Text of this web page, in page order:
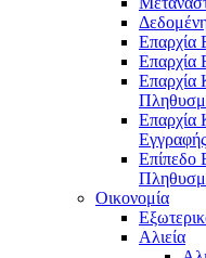
Επαρχία
Επαρχία
Επαρχία
Επαρχία
Επίπεδο
Οικονομία
Αλιεία